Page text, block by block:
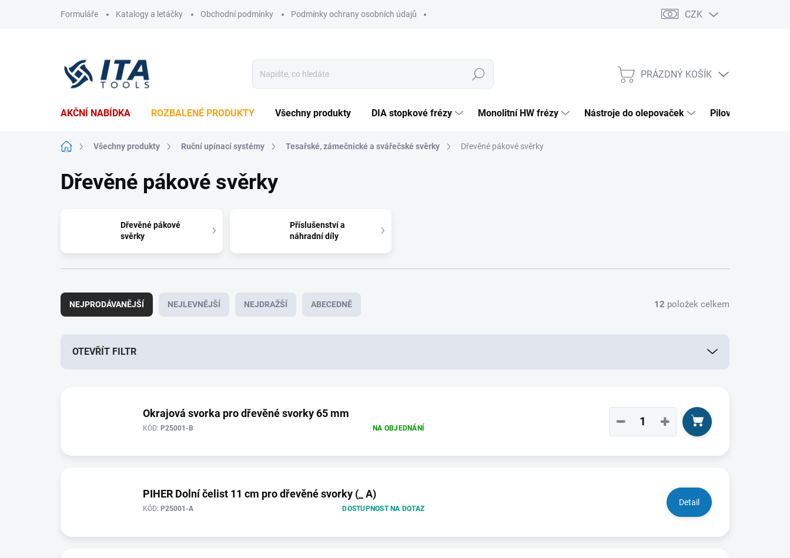
Formuláře Katalogy a letáčky Obchodní podmínky Podmínky ochrany osobních údajů CZK
Hledat
NÁKUPNÍ
PRÁZDNÝ KOŠÍK
AKČNÍ NABÍDKA ROZBALENÉ PRODUKTY Všechny produkty DIA stopkové frézy Monolitní HW frézy Nástroje do olepovaček Pilové kotouče
Domů Všechny produkty Ruční upínací systémy Tesařské, zámečnické a svářečské svěrky Dřevěné pákové svěrky
Dřevěné pákové svěrky
Dřevěné pákové
svěrky
Příslušenství a
náhradní díly
a
z
NEJPRODÁVANĚJŠÍ NEJLEVNĚJŠÍ NEJDRAŽŠÍ ABECEDNĚ 12 položek celkem
OTEVŘÍT FILTR
Okrajová svorka pro dřevěné svorky 65 mm
NA OBJEDNÁNÍ
KÓD: P25001-B +
−
PIHER Dolní čelist 11 cm pro dřevěné svorky (_ A)
DOSTUPNOST NA DOTAZ
KÓD: P25001-A
Detail